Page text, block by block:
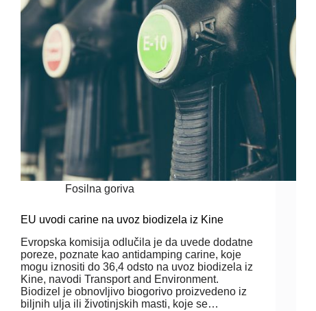
Fosilna goriva
EU uvodi carine na uvoz biodizela iz Kine
Evropska komisija odlučila je da uvede dodatne
poreze, poznate kao antidamping carine, koje
mogu iznositi do 36,4 odsto na uvoz biodizela iz
Kine, navodi Transport and Environment.
Biodizel je obnovljivo biogorivo proizvedeno iz
biljnih ulja ili životinjskih masti, koje se…